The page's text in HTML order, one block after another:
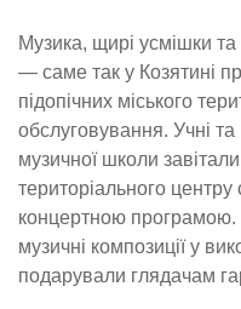
Музика, щирі усмішки
— саме так у Козятині
підопічних міського
обслуговування. Учні та
музичної школи
територіального
концертною програмою.
музичні композиції у
подарували глядачам